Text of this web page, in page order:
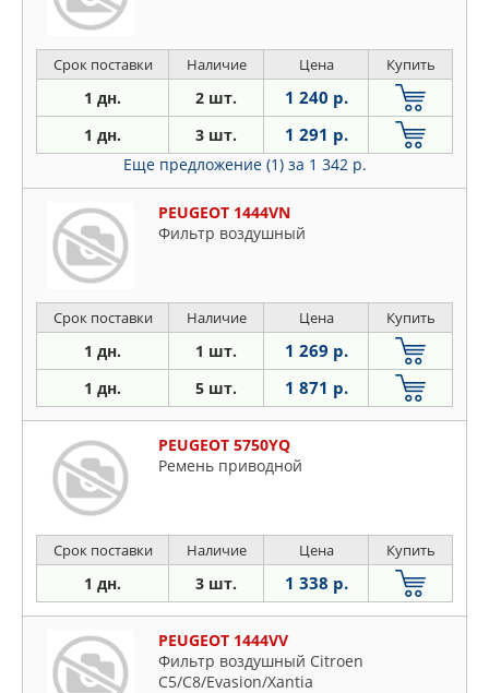
Срок поставки Наличие Цена Купить
1 дн. 2 шт. 1 240 р.
1 дн. 3 шт. 1 291 р.
Еще предложение (1) за 1 342 р.
PEUGEOT 1444VN
Фильтр воздушный
Срок поставки Наличие Цена Купить
1 дн. 1 шт. 1 269 р.
1 дн. 5 шт. 1 871 р.
PEUGEOT 5750YQ
Ремень приводной
Срок поставки Наличие Цена Купить
1 дн. 3 шт. 1 338 р.
PEUGEOT 1444VV
Фильтр воздушный Citroen
C5/C8/Evasion/Xantia